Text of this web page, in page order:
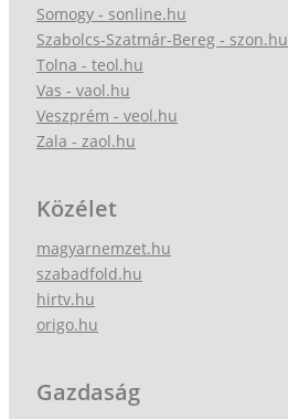
Somogy - sonline.hu
Szabolcs-Szatmár-Bereg - szon.hu
Tolna - teol.hu
Vas - vaol.hu
Veszprém - veol.hu
Zala - zaol.hu
Közélet
magyarnemzet.hu
szabadfold.hu
hirtv.hu
origo.hu
Gazdaság